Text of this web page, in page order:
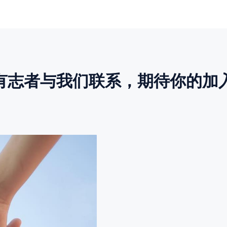
志者与我们联系，期待你的加